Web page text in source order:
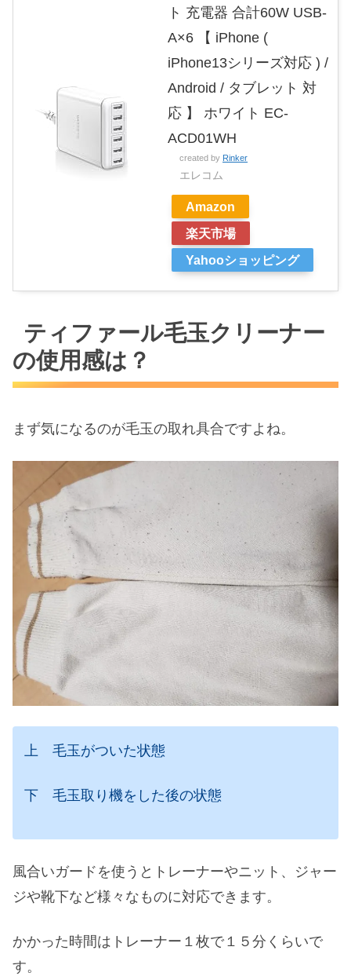
ト 充電器 合計60W USB-
A×6 【 iPhone (
iPhone13シリーズ対応 ) /
Android / タブレット 対
応 】 ホワイト EC-
ACD01WH
created by Rinker
エレコム
Amazon
楽天市場
Yahooショッピング
ティファール毛玉クリーナー
の使用感は？
まず気になるのが毛玉の取れ具合ですよね。
上 毛玉がついた状態
下 毛玉取り機をした後の状態
風合いガードを使うとトレーナーやニット、ジャー
ジや靴下など様々なものに対応できます。
かかった時間はトレーナー１枚で１５分くらいで
す。